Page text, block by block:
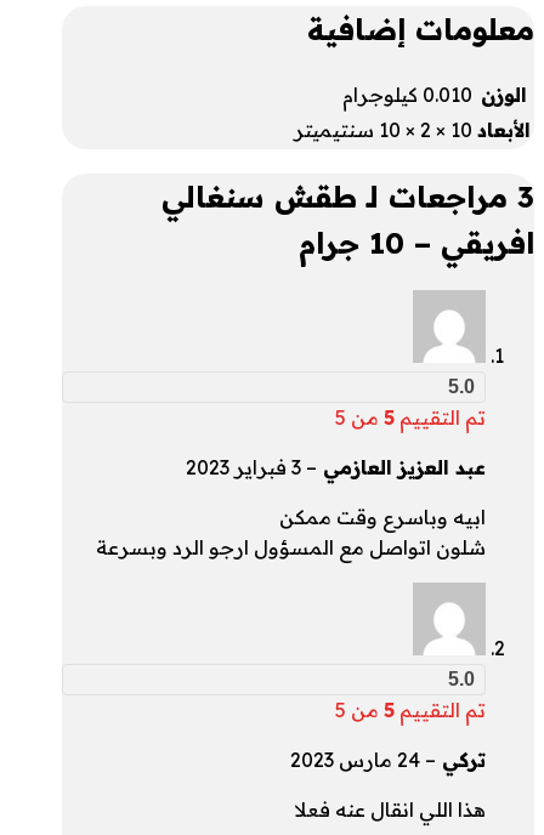
معلومات إضافية
الوزن 0.010 كيلوجرام
الأبعاد 10 × 2 × 10 سنتيميتر
3 مراجعات لـ
طقش سنغالي
افريقي – 10 جرام
5.0
تم التقييم 5 من 5
عبد العزيز العازمي – 3 فبراير 2023
ابيه وباسرع وقت ممكن
شلون اتواصل مع المسؤول ارجو الرد وبسرعة
5.0
تم التقييم 5 من 5
تركي – 24 مارس 2023
هذا اللي انقال عنه فعلا